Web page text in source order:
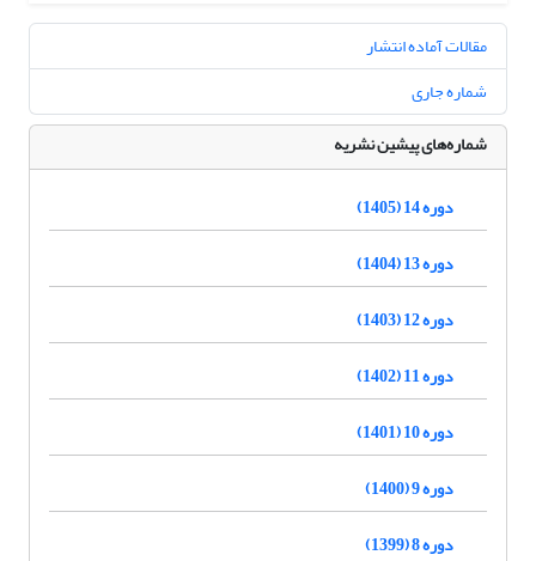
مقالات آماده انتشار
شماره جاری
شماره‌های پیشین نشریه
دوره 14 (1405)
دوره 13 (1404)
دوره 12 (1403)
دوره 11 (1402)
دوره 10 (1401)
دوره 9 (1400)
دوره 8 (1399)